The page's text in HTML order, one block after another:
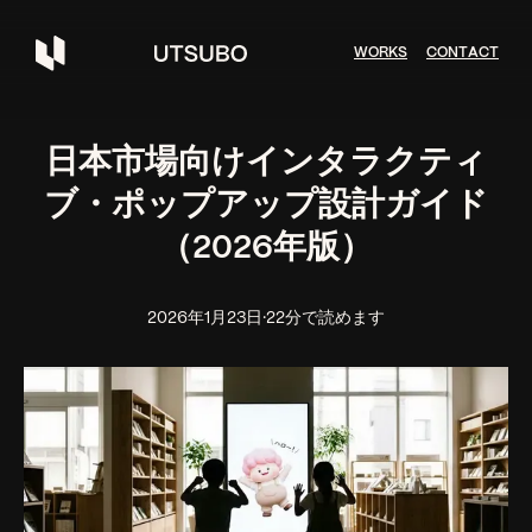
WORKS CONTACT
日本市場向けインタラクティ
ブ・ポップアップ設計ガイド
（2026年版）
2026年1月23日 ·22分で読めます